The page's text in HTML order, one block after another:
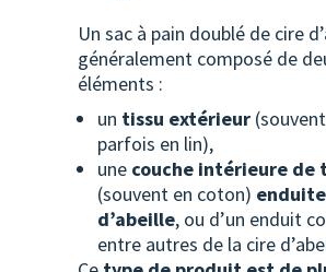
Un sac à pain doublé de cire
généralement composé de
éléments :
un tissu extérieur
parfois en lin),
une couche intérieure de
(souvent en coton)
d’abeille, ou d’un enduit
entre autres de la cire